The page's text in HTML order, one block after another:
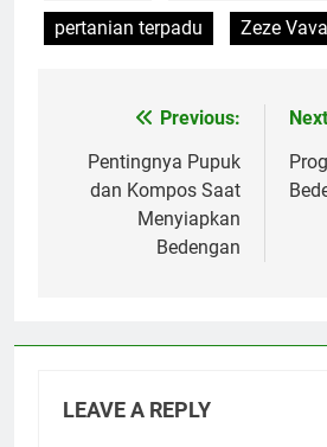
pertanian terpadu
Zeze
navigation
Previous:
Pentingnya Pupuk
dan Kompos Saat
Menyiapkan
Bedengan
LEAVE A REPLY